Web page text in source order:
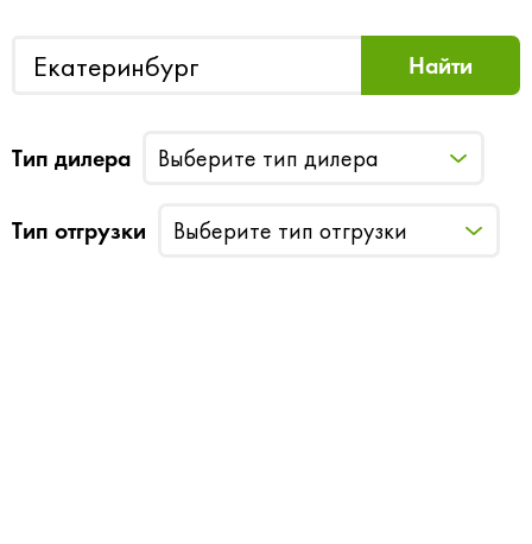
Тип дилера Выберите тип дилера
Тип отгрузки Выберите тип отгрузки